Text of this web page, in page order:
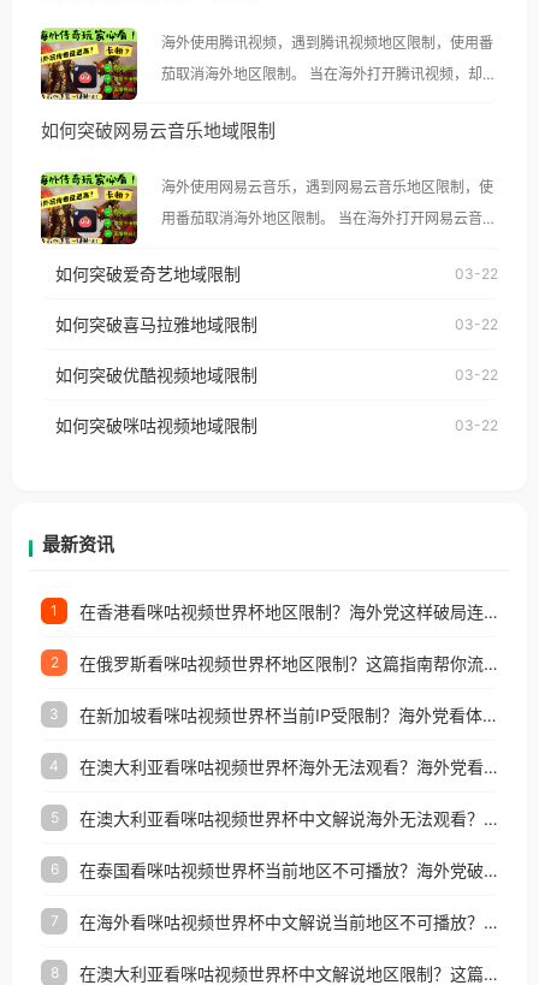
海外使用腾讯视频，遇到腾讯视频地区限制，使用番
茄取消海外地区限制。 当在海外打开腾讯视频，却突
示语。 海外用户如香港、澳门、台湾、美国、加拿
像其他音乐平台一样，出现地区及版权限制问题，且
仅能在中国大陆地区播放。 遇到这个问题的朋友们，
使用番茄回国加速器，即可解决「海外用户收听腾讯
台湾、美国、加拿大、澳大利亚、欧洲等国家和地区
权限制所困扰。
如何突破网易云音乐地域限制
海外使用网易云音乐，遇到网易云音乐地区限制，使
用番茄取消海外地区限制。 当在海外打开网易云音
播放”的提示语。 海外用户如香港、澳门、台湾、美
国、加拿大、澳大利亚、欧洲等国家和地区时，网易
制问题，且仅能在中国大陆地区播放。 遇到这个问题
户收听网易云音乐地区版权限制」的问题，无论人在
如何突破爱奇艺地域限制 03-22
如何突破喜马拉雅地域限制 03-22
如何突破优酷视频地域限制 03-22
如何突破咪咕视频地域限制 03-22
最新资讯
1 在香港看咪咕视频世界杯地区限制？海外党这样破局连看7天不卡顿！
2 在俄罗斯看咪咕视频世界杯地区限制？这篇指南帮你流畅看中文解说赛事
3 在新加坡看咪咕视频世界杯当前IP受限制？海外党看体育赛事的终极破局指南
4 在澳大利亚看咪咕视频世界杯海外无法观看？海外党看国内体育直播的终极解法
5 在澳大利亚看咪咕视频世界杯中文解说海外无法观看？这篇指南帮你搞定所有体育直播难题
6 在泰国看咪咕视频世界杯当前地区不可播放？海外党破局看中文解说赛事指南
7 在海外看咪咕视频世界杯中文解说当前地区不可播放？这篇指南帮你搞定所有体育赛事直播难题
8 在澳大利亚看咪咕视频世界杯中文解说地区限制？这篇指南帮你搞定海外观赛难题